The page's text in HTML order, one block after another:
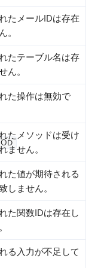
たメールIDは存在
。
たテーブル名は存
ん。
た操作は無効で
たメソッドは受け
ません。
た値が期待される
しません。
た関数IDは存在し
る入力が不足して